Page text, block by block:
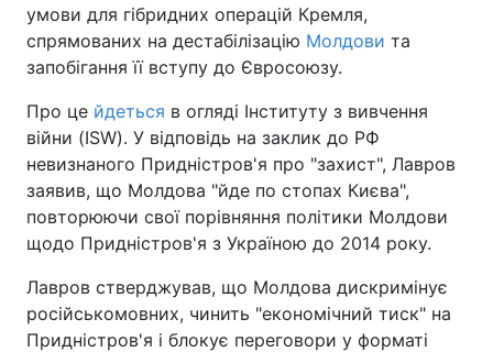
умови для гібридних операцій Кремля,
спрямованих на дестабілізацію Молдови та
запобігання її вступу до Євросоюзу.
Про це йдеться в огляді Інституту з вивчення
війни (ISW). У відповідь на заклик до РФ
невизнаного Придністров'я про "захист", Лавров
заявив, що Молдова "йде по стопах Києва",
повторюючи свої порівняння політики Молдови
щодо Придністров'я з Україною до 2014 року.
Лавров стверджував, що Молдова дискримінує
російськомовних, чинить "економічний тиск" на
Придністров'я і блокує переговори у форматі